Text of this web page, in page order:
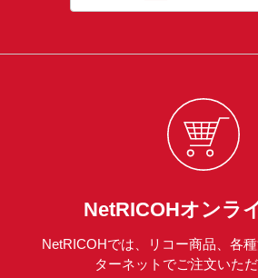
NetRICOHオンラ
NetRICOHでは、リコー商品、各
ターネットでご注文いただ